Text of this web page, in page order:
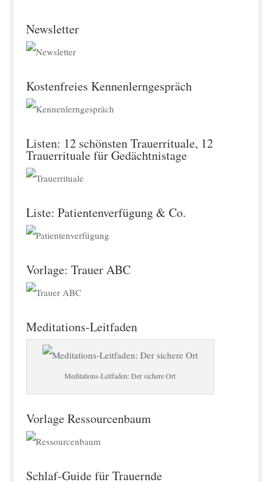
Newsletter
Kostenfreies Kennenlerngespräch
Listen: 12 schönsten Trauerrituale, 12
Trauerrituale für Gedächtnistage
Liste: Patientenverfügung & Co.
Vorlage: Trauer ABC
Meditations-Leitfaden
Meditations-Leitfaden: Der sichere Ort
Vorlage Ressourcenbaum
Schlaf-Guide für Trauernde